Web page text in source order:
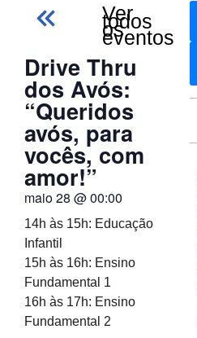
Ver
todos
os
eventos
Drive Thru
dos Avós:
“Queridos
avós, para
vocês, com
amor!”
maio 28 @00:00
14h às 15h: Educação
Infantil
15h às 16h: Ensino
Fundamental 1
16h às 17h: Ensino
Fundamental 2